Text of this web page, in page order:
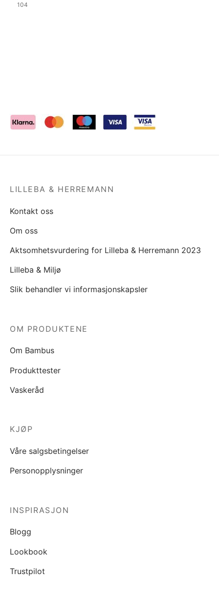
104
LILLEBA & HERREMANN
Kontakt oss
Om oss
Aktsomhetsvurdering for Lilleba & Herremann 2023
Lilleba & Miljø
Slik behandler vi informasjonskapsler
OM PRODUKTENE
Om Bambus
Produkttester
Vaskeråd
KJØP
Våre salgsbetingelser
Personopplysninger
INSPIRASJON
Blogg
Lookbook
Trustpilot